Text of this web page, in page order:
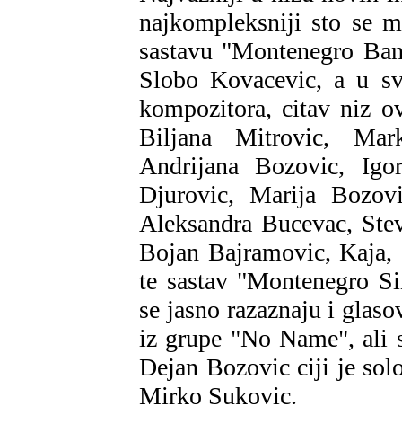
najkompleksniji sto se
sastavu "Montenegro
Slobo Kovacevic, a u
kompozitora, citav niz
Biljana Mitrovic,
Andrijana Bozovic,
Djurovic, Marija
Aleksandra Bucevac,
Bojan Bajramovic, Kaja,
te sastav "Montenegro
se jasno razaznaju i
iz grupe "No Name", ali
Dejan Bozovic ciji je
Mirko Sukovic.